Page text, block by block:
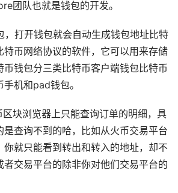
团队也就是钱包的开发。
，打开钱包就会自动生成钱包地址比特
特币网络协议的软件，它可以用来存储
币钱包分三类比特币客户端钱包比特币
机和pad钱包。
区块浏览器上只能查询订单的明细，具
是查询不到的哈，比如从火币交易平台
你就只能看到转出和转入的地址，却不
者交易平台的除非你对他们交易平台的